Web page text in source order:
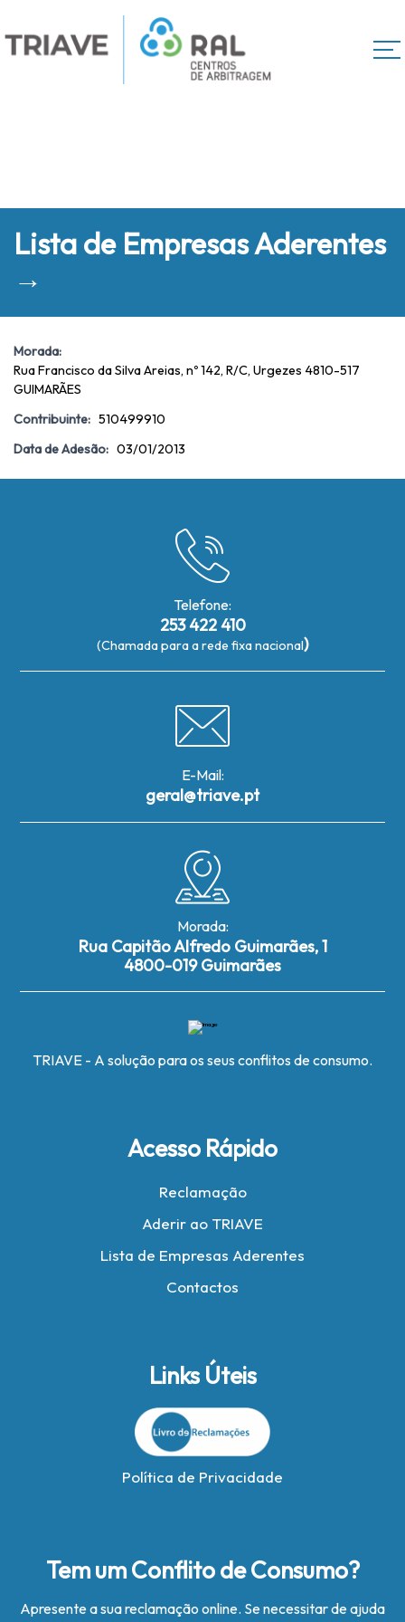
Lista de Empresas Aderentes
→
Morada:
Rua Francisco da Silva Areias, nº 142, R/C, Urgezes 4810-517
GUIMARÃES
Contribuinte: 510499910
Data de Adesão: 03/01/2013
Telefone:
253 422 410
(Chamada para a rede fixa nacional)
E-Mail:
geral@triave.pt
Morada:
Rua Capitão Alfredo Guimarães, 1
4800-019 Guimarães
TRIAVE - A solução para os seus conflitos de consumo.
Acesso Rápido
Reclamação
Aderir ao TRIAVE
Lista de Empresas Aderentes
Contactos
Links Úteis
Política de Privacidade
Tem um Conflito de Consumo?
Apresente a sua reclamação online. Se necessitar de ajuda